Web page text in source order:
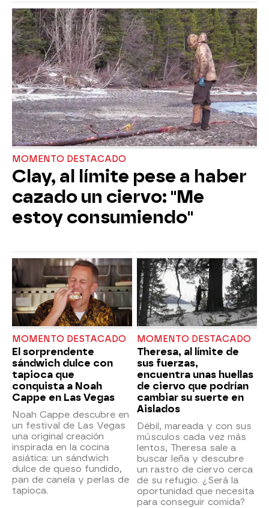
MOMENTO DESTACADO
Clay, al límite pese a haber
cazado un ciervo: "Me
estoy consumiendo"
MOMENTO DESTACADO
El sorprendente
sándwich dulce con
tapioca que
conquista a Noah
Cappe en Las Vegas
Noah Cappe descubre en
un festival de Las Vegas
una original creación
inspirada en la cocina
asiática: un sándwich
dulce de queso fundido,
pan de canela y perlas de
tapioca.
MOMENTO DESTACADO
Theresa, al límite de
sus fuerzas,
encuentra unas huellas
de ciervo que podrían
cambiar su suerte en
Aislados
Débil, mareada y con sus
músculos cada vez más
lentos, Theresa sale a
buscar leña y descubre
un rastro de ciervo cerca
de su refugio. ¿Será la
oportunidad que necesita
para conseguir comida?